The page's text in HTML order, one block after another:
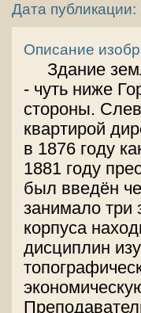
Дата публикации:
Описание
Здание
- чуть ниже
стороны.
квартирой
в 1876 году
1881 году
был введён
занимало три
корпуса
дисциплин